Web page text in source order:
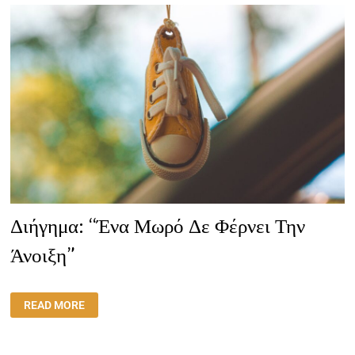
Διήγημα: “Ένα Μωρό Δε Φέρνει Την
Άνοιξη”
ΔΙΉΓΗΜΑ:
“ΈΝΑ
ΜΩΡΌ
READ MORE